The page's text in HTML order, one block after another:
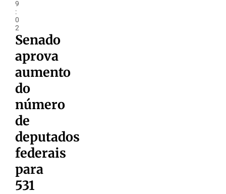
9
:
0
2
Senado
aprova
aumento
do
número
de
deputados
federais
para
531